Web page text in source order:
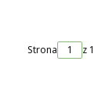
Strona z 1